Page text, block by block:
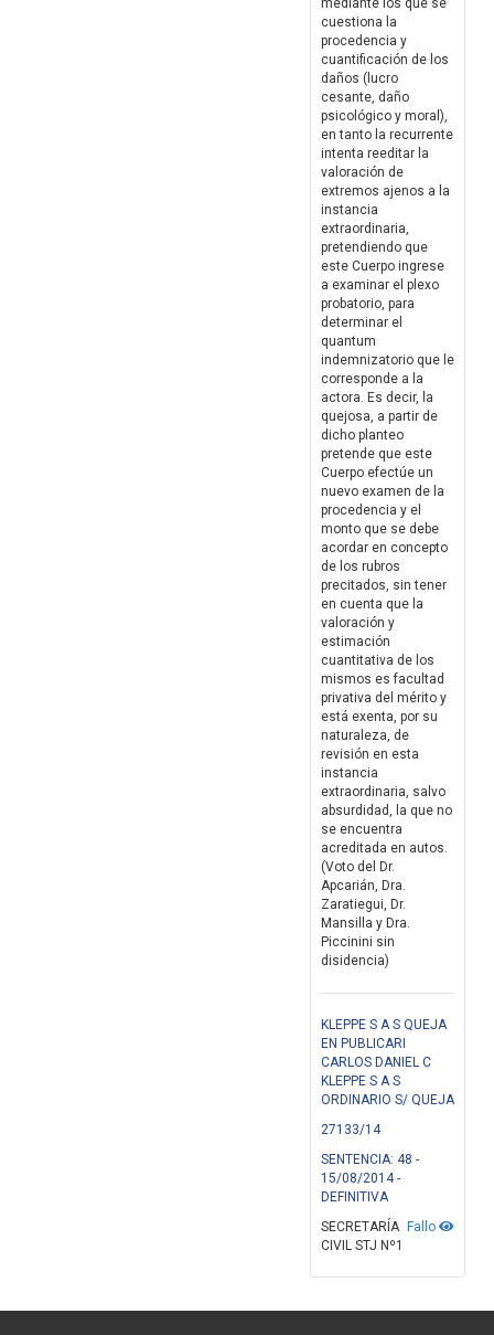
mediante los que se
cuestiona la
procedencia y
cuantificación de los
daños (lucro
cesante, daño
psicológico y moral),
en tanto la recurrente
intenta reeditar la
valoración de
extremos ajenos a la
instancia
extraordinaria,
pretendiendo que
este Cuerpo ingrese
a examinar el plexo
probatorio, para
determinar el
quantum
indemnizatorio que le
corresponde a la
actora. Es decir, la
quejosa, a partir de
dicho planteo
pretende que este
Cuerpo efectúe un
nuevo examen de la
procedencia y el
monto que se debe
acordar en concepto
de los rubros
precitados, sin tener
en cuenta que la
valoración y
estimación
cuantitativa de los
mismos es facultad
privativa del mérito y
está exenta, por su
naturaleza, de
revisión en esta
instancia
extraordinaria, salvo
absurdidad, la que no
se encuentra
acreditada en autos.
(Voto del Dr.
Apcarián, Dra.
Zaratiegui, Dr.
Mansilla y Dra.
Piccinini sin
disidencia)
KLEPPE S A S QUEJA
EN PUBLICARI
CARLOS DANIEL C
KLEPPE S A S
ORDINARIO S/ QUEJA
27133/14
SENTENCIA: 48 -
15/08/2014 -
DEFINITIVA
Fallo
SECRETARÍA
CIVIL STJ Nº1